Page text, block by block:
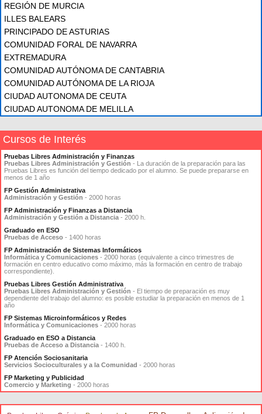
REGIÓN DE MURCIA
ILLES BALEARS
PRINCIPADO DE ASTURIAS
COMUNIDAD FORAL DE NAVARRA
EXTREMADURA
COMUNIDAD AUTÓNOMA DE CANTABRIA
COMUNIDAD AUTÓNOMA DE LA RIOJA
CIUDAD AUTONOMA DE CEUTA
CIUDAD AUTONOMA DE MELILLA
Cursos de Interés
Pruebas Libres Administración y Finanzas
Pruebas Libres Administración y Gestión - La duración de la preparación para las
Pruebas Libres es función del tiempo dedicado por el alumno. Se puede prepararse en
menos de 1 año
FP Gestión Administrativa
Administración y Gestión - 2000 horas
FP Administración y Finanzas a Distancia
Administración y Gestión a Distancia - 2000 h.
Graduado en ESO
Pruebas de Acceso - 1400 horas
FP Administración de Sistemas Informáticos
Informática y Comunicaciones - 2000 horas (equivalente a cinco trimestres de
formación en centro educativo como máximo, más la formación en centro de trabajo
correspondiente).
Pruebas Libres Gestión Administrativa
Pruebas Libres Administración y Gestión - El tiempo de preparación es muy
dependiente del trabajo del alumno: es posible estudiar la preparación en menos de 1
año
FP Sistemas Microinformáticos y Redes
Informática y Comunicaciones - 2000 horas
Graduado en ESO a Distancia
Pruebas de Acceso a Distancia - 1400 h.
FP Atención Sociosanitaria
Servicios Socioculturales y a la Comunidad - 2000 horas
FP Marketing y Publicidad
Comercio y Marketing - 2000 horas